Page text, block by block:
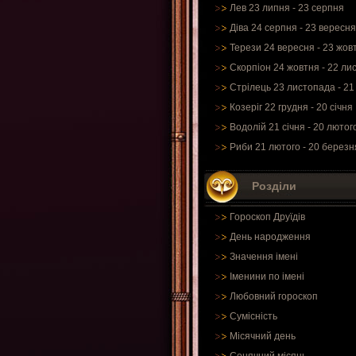
Лев 23 липня - 23 серпня
Діва 24 серпня - 23 вересня
Терези 24 вересня - 23
Скорпіон 24 жовтня - 22
Стрілець 23 листопада - 21
Козеріг 22 грудня - 20 січня
Водолій 21 січня - 20
Риби 21 лютого - 20
Розділи
Гороскоп Друїдів
День народження
Значення імені
Іменини по імені
Любовний гороскоп
Сумісність
Місячний день